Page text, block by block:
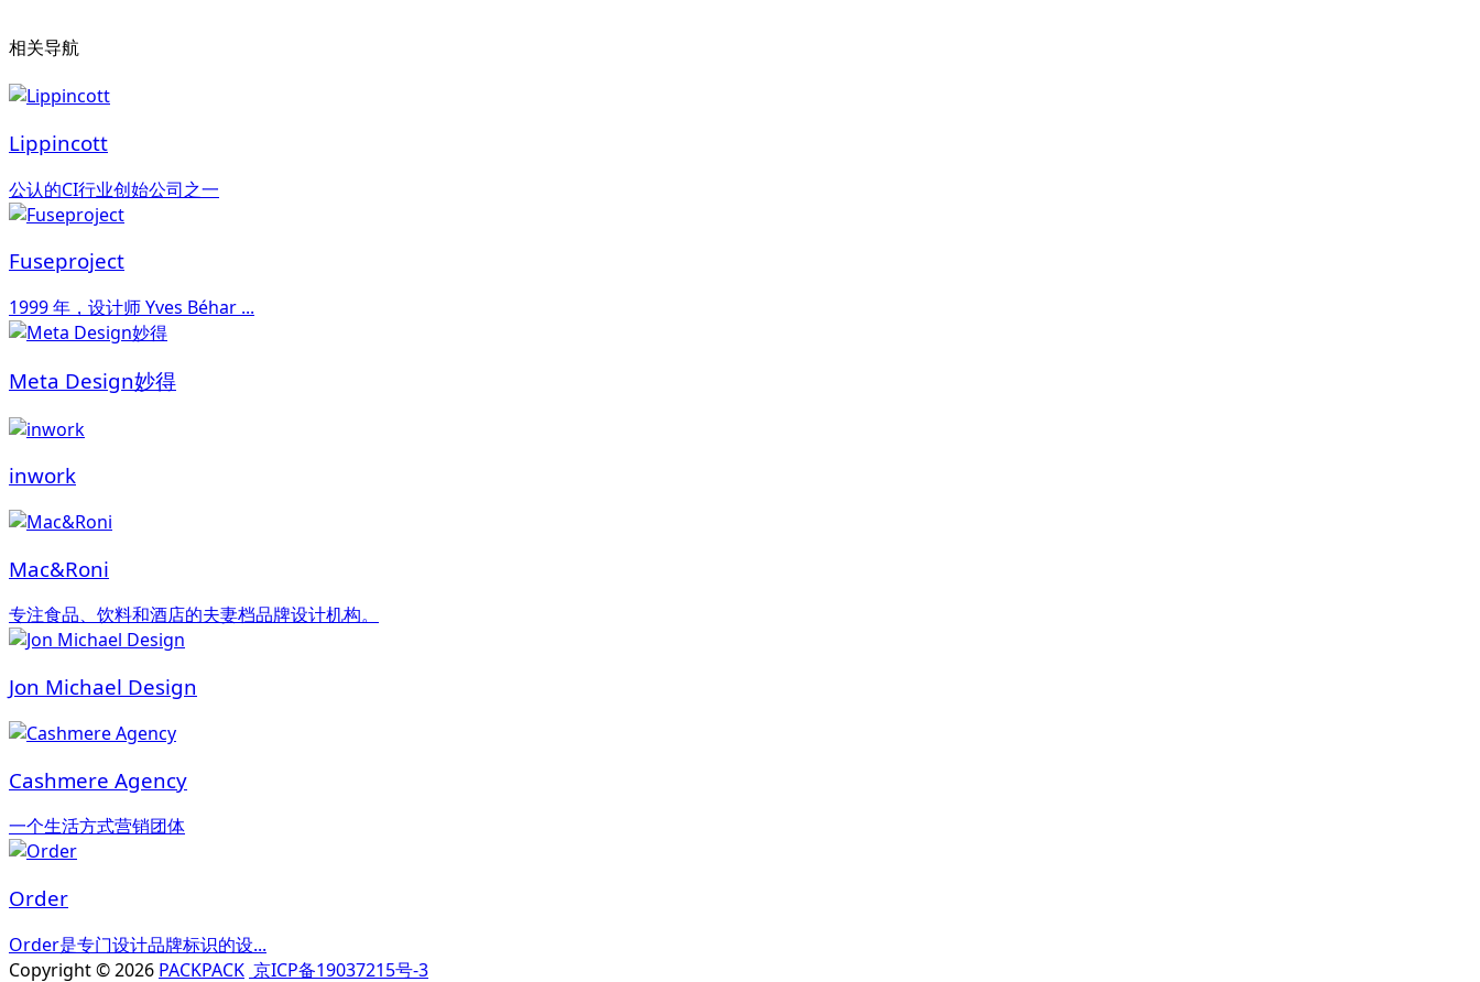
相关导航
Lippincott
公认的CI行业创始公司之一
Fuseproject
1999 年，设计师 Yves Béhar ...
Meta Design妙得
inwork
Mac&Roni
专注食品、饮料和酒店的夫妻档品牌设计机构。
Jon Michael Design
Cashmere Agency
一个生活方式营销团体
Order
Order是专门设计品牌标识的设...
Copyright © 2026 PACKPACK 京ICP备19037215号-3